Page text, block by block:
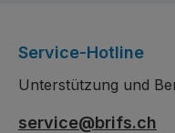
Service-Hotline
Unterstützung und
service@brifs.ch